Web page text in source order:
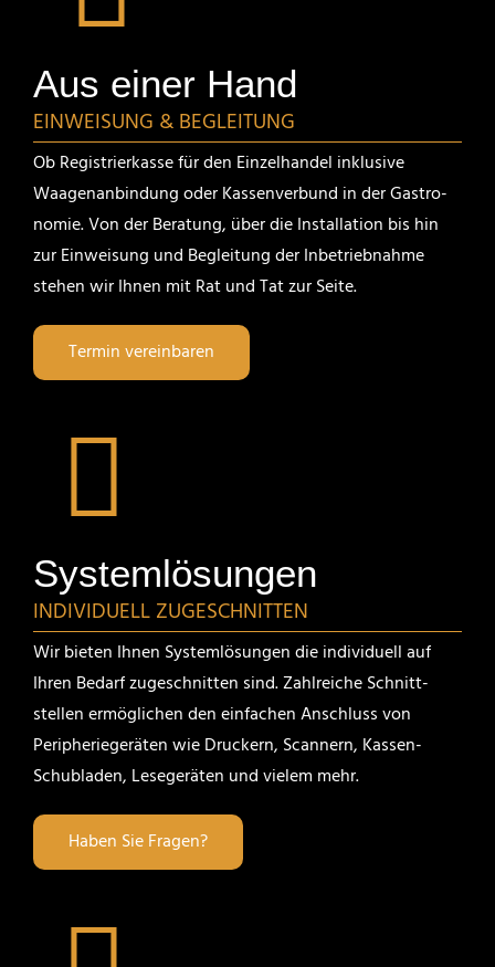
Aus einer Hand
EINWEI­SUNG & BEGLEITUNG
Ob Regis­trier­kasse für den Einzel­handel inklu­sive
Waagen­an­bin­dung oder Kassen­ver­bund in der Gastro­
nomie. Von der Beratung, über die Instal­la­tion bis hin
zur Einwei­sung und Beglei­tung der Inbetrieb­nahme
stehen wir Ihnen mit Rat und Tat zur Seite.
Termin verein­baren
System­lö­sungen
INDIVI­DUELL ZUGESCHNITTEN
Wir bieten Ihnen System­lö­sungen die indivi­duell auf
Ihren Bedarf zugeschnitten sind. Zahlreiche Schnitt­
stellen ermög­li­chen den einfa­chen Anschluss von
Periphe­rie­ge­räten wie Druckern, Scannern, Kassen-
Schub­laden, Lesege­räten und vielem mehr.
Haben Sie Fragen?